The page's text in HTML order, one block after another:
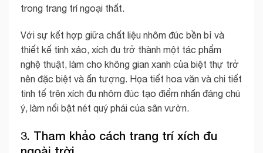
trong trang trí ngoại thất.
Với sự kết hợp giữa chất liệu nhôm đúc bền bỉ và
thiết kế tinh xảo, xích đu trở thành một tác phẩm
nghệ thuật, làm cho không gian xanh của biệt thự trở
nên đặc biệt và ấn tượng. Họa tiết hoa văn và chi tiết
tinh tế trên xích đu nhôm đúc tạo điểm nhấn đáng chú
ý, làm nổi bật nét quý phái của sân vườn.
3. Tham khảo cách trang trí xích đu